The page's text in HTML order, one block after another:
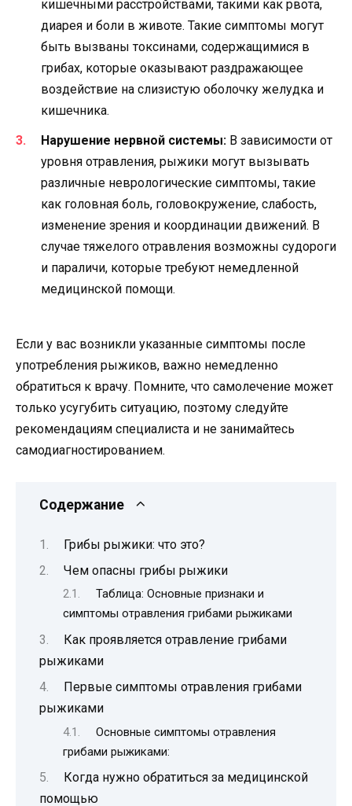
кишечными расстройствами, такими как рвота,
диарея и боли в животе. Такие симптомы могут
быть вызваны токсинами, содержащимися в
грибах, которые оказывают раздражающее
воздействие на слизистую оболочку желудка и
кишечника.
Нарушение нервной системы: В зависимости от
уровня отравления, рыжики могут вызывать
различные неврологические симптомы, такие
как головная боль, головокружение, слабость,
изменение зрения и координации движений. В
случае тяжелого отравления возможны судороги
и параличи, которые требуют немедленной
медицинской помощи.
Если у вас возникли указанные симптомы после
употребления рыжиков, важно немедленно
обратиться к врачу. Помните, что самолечение может
только усугубить ситуацию, поэтому следуйте
рекомендациям специалиста и не занимайтесь
самодиагностированием.
Содержание
Грибы рыжики: что это?
Чем опасны грибы рыжики
Таблица: Основные признаки и
симптомы отравления грибами рыжиками
Как проявляется отравление грибами
рыжиками
Первые симптомы отравления грибами
рыжиками
Основные симптомы отравления
грибами рыжиками:
Когда нужно обратиться за медицинской
помощью